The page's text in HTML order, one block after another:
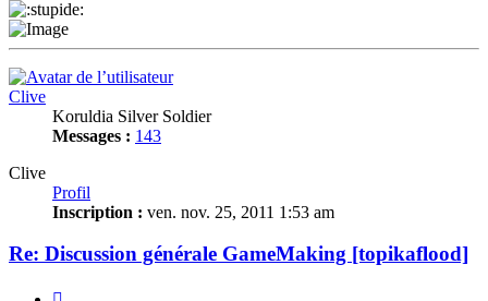
Haut
Clive
Koruldia Silver Soldier
Messages : 143
Clive
Profil
Inscription : ven. nov. 25, 2011 1:53 am
Re: Discussion générale GameMaking [topikaflood]